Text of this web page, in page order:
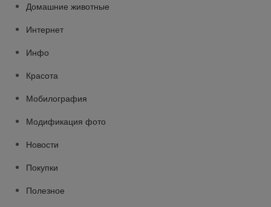
Домашние животные
Интернет
Инфо
Красота
Мобилография
Модификация фото
Новости
Покупки
Полезное